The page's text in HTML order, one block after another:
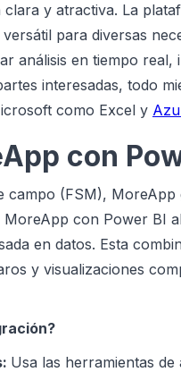
y atractiva. La
para diversas
análisis en tiempo real,
interesadas, todo
como Excel y
con
campo (FSM), MoreApp
con Power BI
en datos. Esta
y visualizaciones
Usa las herramientas